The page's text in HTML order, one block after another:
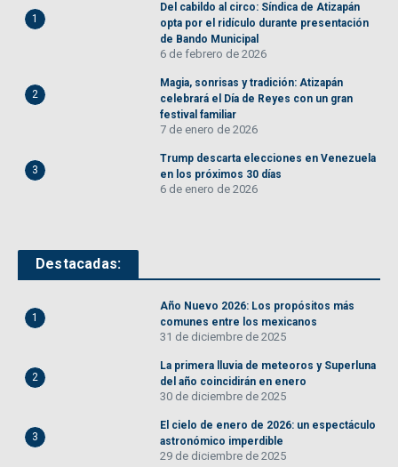
1
Del cabildo al circo: Síndica de Atizapán
opta por el ridículo durante presentación
de Bando Municipal
6 de febrero de 2026
2
Magia, sonrisas y tradición: Atizapán
celebrará el Día de Reyes con un gran
festival familiar
7 de enero de 2026
3
Trump descarta elecciones en Venezuela
en los próximos 30 días
6 de enero de 2026
Destacadas:
1
Año Nuevo 2026: Los propósitos más
comunes entre los mexicanos
31 de diciembre de 2025
2
La primera lluvia de meteoros y Superluna
del año coincidirán en enero
30 de diciembre de 2025
3
El cielo de enero de 2026: un espectáculo
astronómico imperdible
29 de diciembre de 2025